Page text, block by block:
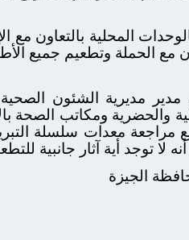
المحلية بالتعاون
مع الحملة وتطعيم جميع
مديرية الشئون
والحضرية ومكاتب الصحة
مراجعة معدات سلسلة
لا توجد أية آثار جانبية
الجيزة